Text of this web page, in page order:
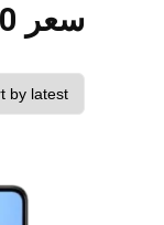
سعر Infinix Smart 10